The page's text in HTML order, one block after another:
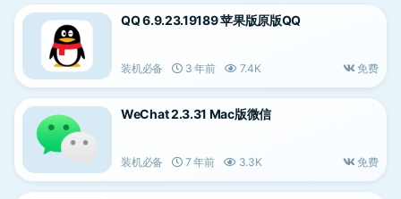
QQ 6.9.23.19189 苹果版原版QQ
装机必备 3 年前 7.4K 免费
WeChat 2.3.31 Mac版微信
装机必备 7 年前 3.3K 免费